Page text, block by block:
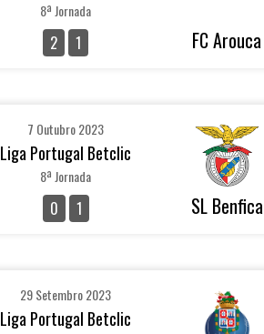
8ª Jornada
2 1 FC Arouca
7 Outubro 2023
Liga Portugal Betclic
8ª Jornada
0 1 SL Benfica
29 Setembro 2023
Liga Portugal Betclic